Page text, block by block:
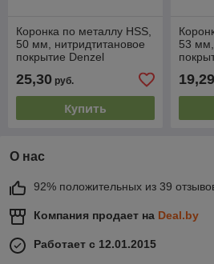
Коронка по металлу HSS,
50 мм, нитридтитановое
покрытие Denzel
25,30 руб.
Купить
53 мм,
19,29
О нас
92% положительных из 39
Компания продает на Deal.by
Работает с 12.01.2015